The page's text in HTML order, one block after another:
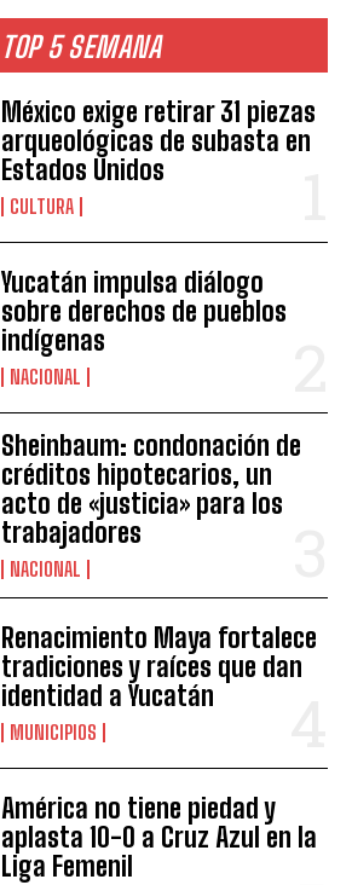
TOP 5 SEMANA
México exige retirar 31 piezas
arqueológicas de subasta en
Estados Unidos
CULTURA
Yucatán impulsa diálogo
sobre derechos de pueblos
indígenas
NACIONAL
Sheinbaum: condonación de
créditos hipotecarios, un
acto de «justicia» para los
trabajadores
NACIONAL
Renacimiento Maya fortalece
tradiciones y raíces que dan
identidad a Yucatán
MUNICIPIOS
América no tiene piedad y
aplasta 10-0 a Cruz Azul en la
Liga Femenil